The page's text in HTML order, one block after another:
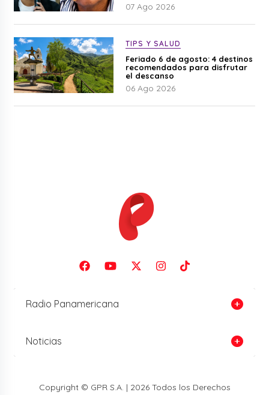
07 Ago 2026
TIPS Y SALUD
Feriado 6 de agosto: 4 destinos
recomendados para disfrutar
el descanso
06 Ago 2026
Radio Panamericana
Noticias
Copyright © GPR S.A. | 2026 Todos los Derechos